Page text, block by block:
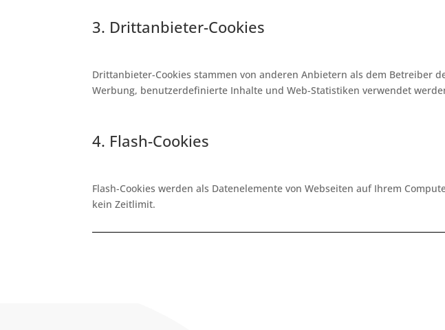
3. Drittanbieter-Cookies
Drittanbieter-Cookies stammen von anderen Anbietern als dem Betreiber
Werbung, benutzerdefinierte Inhalte und Web-Statistiken verwendet
4. Flash-Cookies
Flash-Cookies werden als Datenelemente von Webseiten auf Ihrem
kein Zeitlimit.